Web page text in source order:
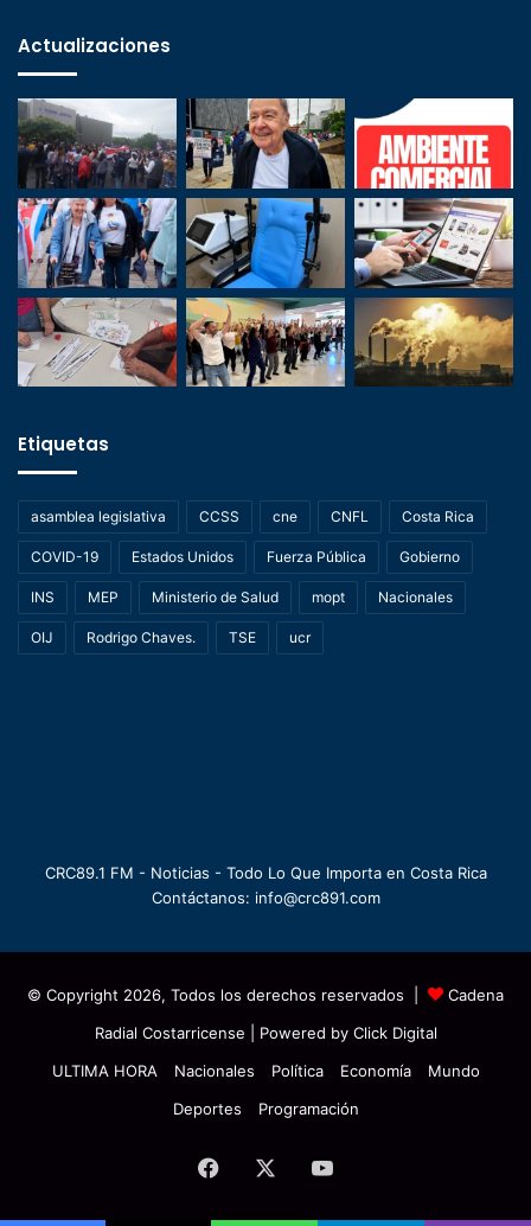
Actualizaciones
Etiquetas
asamblea legislativa CCSS cne CNFL Costa Rica
COVID-19 Estados Unidos Fuerza Pública Gobierno
INS MEP Ministerio de Salud mopt Nacionales
OIJ Rodrigo Chaves. TSE ucr
CRC89.1 FM - Noticias - Todo Lo Que Importa en Costa Rica
Contáctanos: info@crc891.com
© Copyright 2026, Todos los derechos reservados |
Cadena
Radial Costarricense | Powered by Click Digital
ULTIMA HORA
Nacionales Política Economía
Mundo
Deportes
Programación
Facebook YouTube